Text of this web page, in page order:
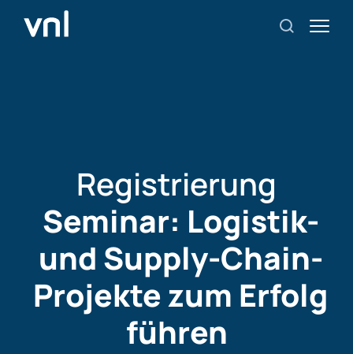
Registrierung
Seminar: Logistik-
und Supply-Chain-
Projekte zum Erfolg
führen